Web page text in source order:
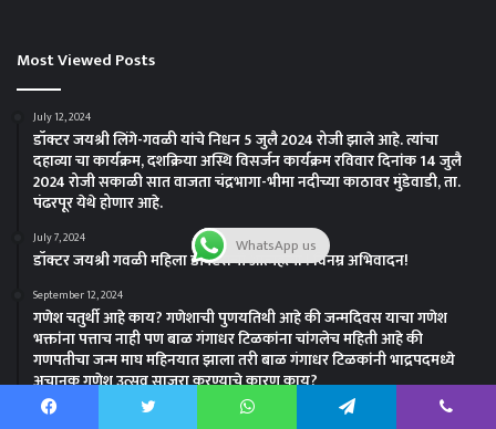
Most Viewed Posts
July 12, 2024
डॉक्टर जयश्री लिंगे-गवळी यांचे निधन 5 जुलै 2024 रोजी झाले आहे. त्यांचा
दहाव्या चा कार्यक्रम, दशक्रिया अस्थि विसर्जन कार्यक्रम रविवार दिनांक 14 जुलै
2024 रोजी सकाळी सात वाजता चंद्रभागा-भीमा नदीच्या काठावर मुंडेवाडी, ता.
पंढरपूर येथे होणार आहे.
July 7, 2024
डॉक्टर जयश्री गवळी महिला डॉक्टराची आत्महत्या ! विनम्र अभिवादन!
September 12, 2024
गणेश चतुर्थी आहे काय? गणेशाची पुणयतिथी आहे की जन्मदिवस याचा गणेश
भक्तांना पत्ताच नाही पण बाळ गंगाधर टिळकांना चांगलेच महिती आहे की
गणपतीचा जन्म माघ महिनयात झाला तरी बाळ गंगाधर टिळकांनी भाद्रपदमध्ये
अचानक गणेश उत्सव साजरा करण्याचे कारण काय?
WhatsApp us